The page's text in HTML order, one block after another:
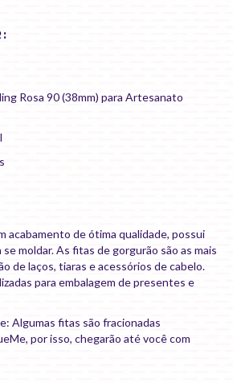
Rosa 90 (38mm) para Artesanato
acabamento de ótima qualidade, possui
moldar. As fitas de gorgurão são as mais
de laços, tiaras e acessórios de cabelo.
para embalagem de presentes e
Algumas fitas são fracionadas
por isso, chegarão até você com